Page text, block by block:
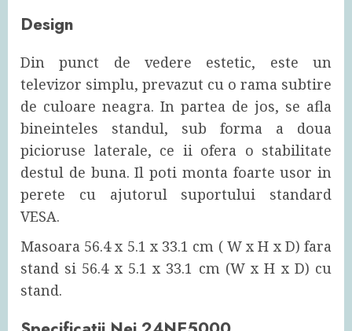
Design
Din punct de vedere estetic, este un
televizor simplu, prevazut cu o rama subtire
de culoare neagra. In partea de jos, se afla
bineinteles standul, sub forma a doua
picioruse laterale, ce ii ofera o stabilitate
destul de buna. Il poti monta foarte usor in
perete cu ajutorul suportului standard
VESA.
Masoara 56.4 x 5.1 x 33.1 cm ( W x H x D) fara
stand si 56.4 x 5.1 x 33.1 cm (W x H x D) cu
stand.